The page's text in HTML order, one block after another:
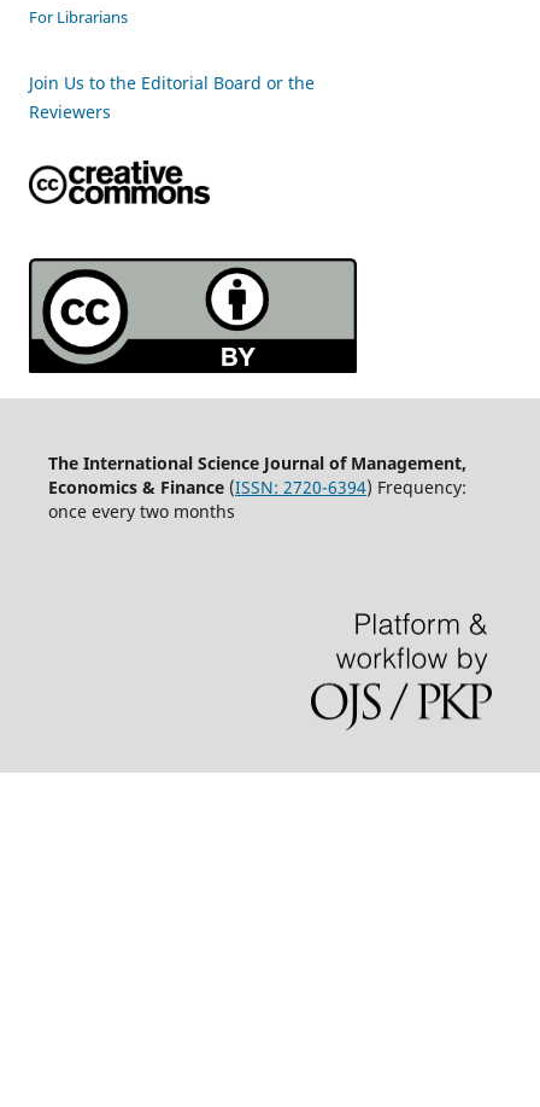
For Librarians
Join Us to the Editorial Board or the
Reviewers
The International Science Journal of Management,
Economics & Finance(ISSN: 2720-6394) Frequency:
once every two months